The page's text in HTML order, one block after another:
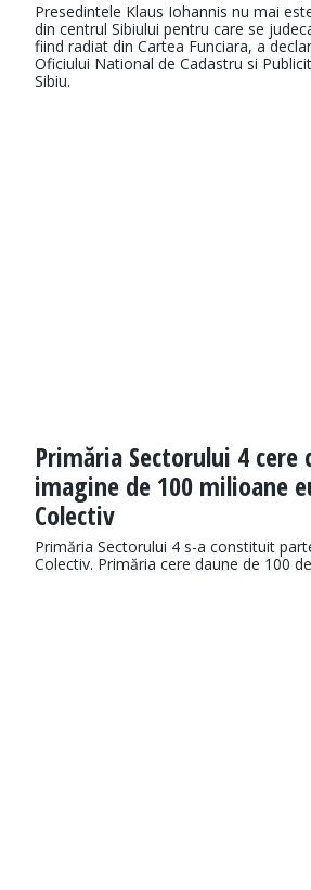
Presedintele Klaus Iohannis nu mai
din centrul Sibiului pentru care se
fiind radiat din Cartea Funciara, a
Oficiului National de Cadastru si
Sibiu.
Primăria Sectorului 4 cere
imagine de 100 milioane
Colectiv
Primăria Sectorului 4 s-a constituit
Colectiv. Primăria cere daune de 100